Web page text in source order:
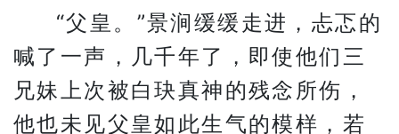
“父皇。”景涧缓缓走进，忐忑的
喊了一声，几千年了，即使他们三
兄妹上次被白玦真神的残念所伤，
他也未见父皇如此生气的模样，若